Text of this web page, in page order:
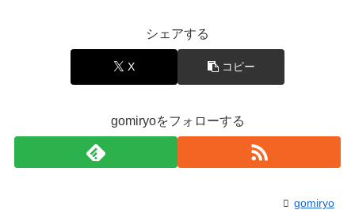
シェアする
X コピー
gomiryoをフォローする
gomiryo